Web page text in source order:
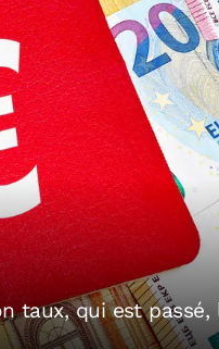
taux, qui est passé,